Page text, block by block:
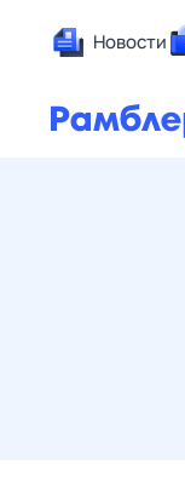
Новости